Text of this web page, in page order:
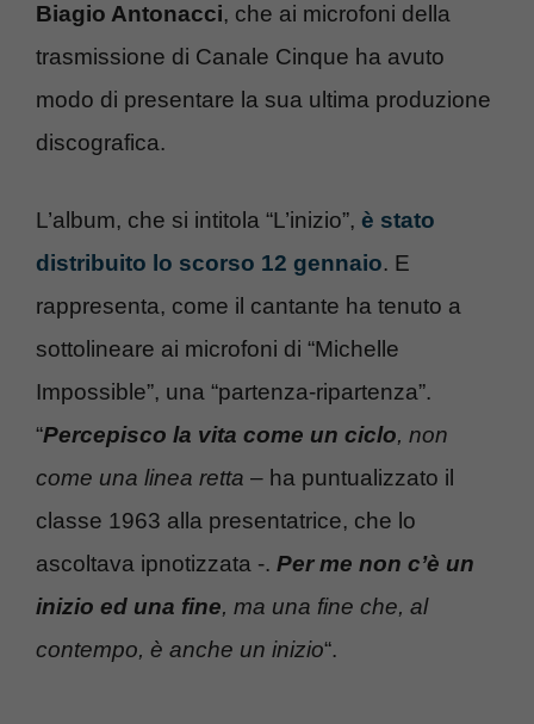
Biagio Antonacci, che ai microfoni della
trasmissione di Canale Cinque ha avuto
modo di presentare la sua ultima produzione
discografica.
L’album, che si intitola “L’inizio”, è stato
distribuito lo scorso 12 gennaio. E
rappresenta, come il cantante ha tenuto a
sottolineare ai microfoni di “Michelle
Impossible”, una “partenza-ripartenza”.
“Percepisco la vita come un ciclo, non
come una linea retta – ha puntualizzato il
classe 1963 alla presentatrice, che lo
ascoltava ipnotizzata -. Per me non c’è un
inizio ed una fine, ma una fine che, al
contempo, è anche un inizio“.